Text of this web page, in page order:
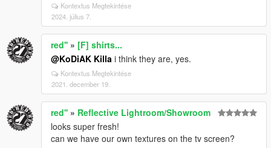
Kontextus Megtekintése
2024. július 7.
red'' » [F] shirts...
@KoDiAK Killa i think they are, yes.
Kontextus Megtekintése
2021. december 19.
red'' » Reflective Lightroom/Showroom
looks super fresh!
can we have our own textures on the tv screen?